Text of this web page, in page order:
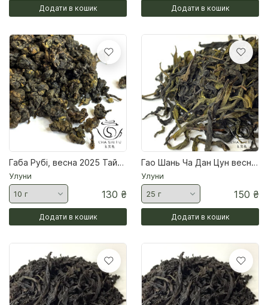
Додати в кошик Додати в кошик
Габа Рубі, весна 2025 Тайванський улун
Улуни
130 ₴
Додати в кошик
Гао Шань Ча Дан Цун весна Чаочжоу Чай улун
Улуни
150 ₴
Додати в кошик